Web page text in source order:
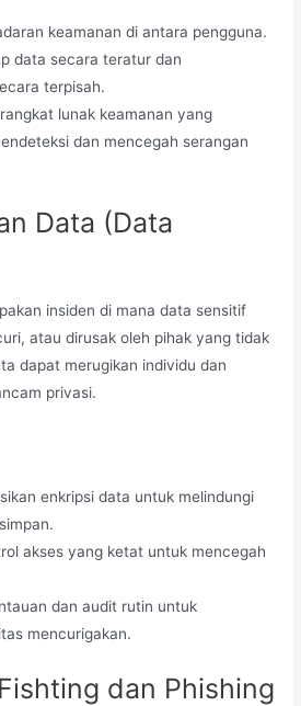
keamanan di antara pengguna.
data secara teratur dan
terpisah.
lunak keamanan yang
dan mencegah serangan
Data (Data
insiden di mana data sensitif
atau dirusak oleh pihak yang tidak
dapat merugikan individu dan
privasi.
enkripsi data untuk melindungi
akses yang ketat untuk mencegah
dan audit rutin untuk
mencurigakan.
dan Phishing